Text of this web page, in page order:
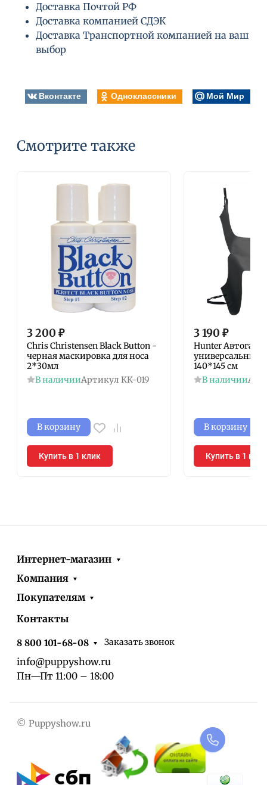
Доставка Почтой РФ
Доставка компанией СДЭК
Доставка Транспортной компанией на ваш
выбор
Вконтакте Одноклассники Мой Мир
Смотрите также
3 200 ₽
Chris Christensen Black Button -
черная маскировка для носа
2*30мл
В наличииАртикул КК-019
В корзину
Купить в 1 клик
3 190 ₽
Hunter
универсальный
140*145 см
В наличии
В корзину
Купить в 1 клик
Интернет-магазин
Компания
Покупателям
Контакты
8 800 101-68-08 Заказать звонок
info@puppyshow.ru
Пн—Пт 11:00 – 18:00
© Puppyshow.ru